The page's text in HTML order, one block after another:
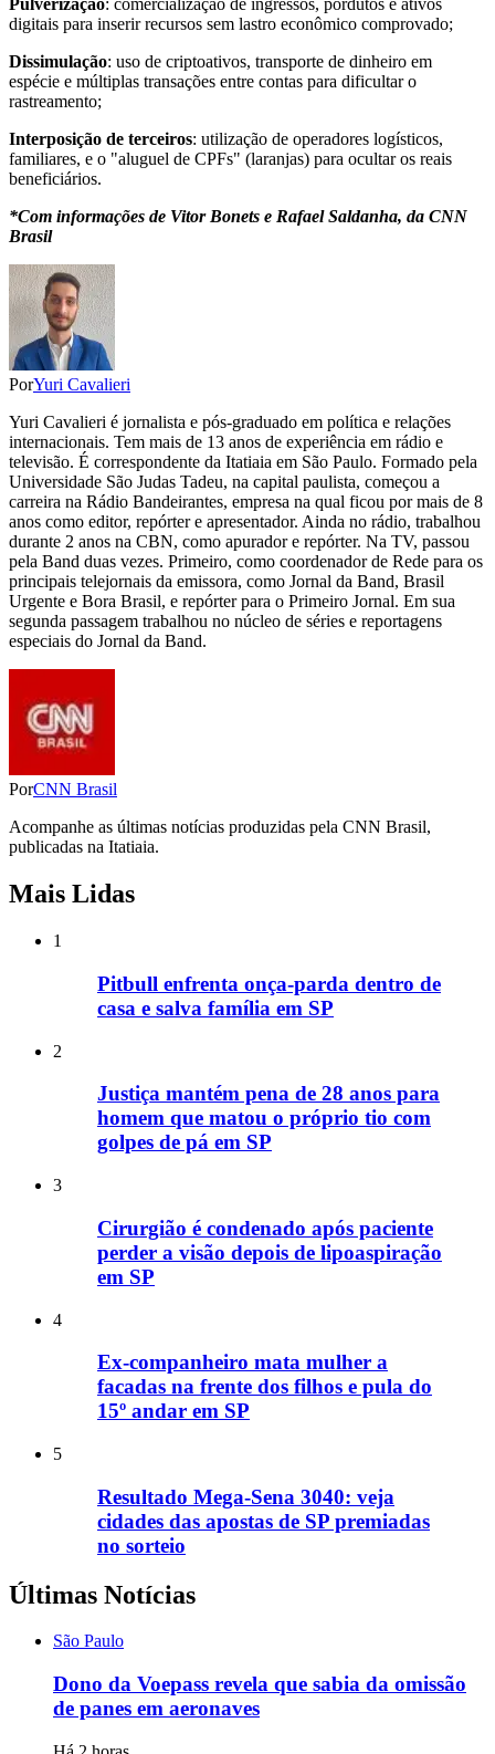
Pulverização: comercialização de ingressos, pordutos e ativos
digitais para inserir recursos sem lastro econômico comprovado;
Dissimulação: uso de criptoativos, transporte de dinheiro em
espécie e múltiplas transações entre contas para dificultar o
rastreamento;
Interposição de terceiros: utilização de operadores logísticos,
familiares, e o "aluguel de CPFs" (laranjas) para ocultar os reais
beneficiários.
*Com informações de Vitor Bonets e Rafael Saldanha, da CNN
Brasil
PorYuri Cavalieri
Yuri Cavalieri é jornalista e pós-graduado em política e relações
internacionais. Tem mais de 13 anos de experiência em rádio e
televisão. É correspondente da Itatiaia em São Paulo. Formado pela
Universidade São Judas Tadeu, na capital paulista, começou a
carreira na Rádio Bandeirantes, empresa na qual ficou por mais de 8
anos como editor, repórter e apresentador. Ainda no rádio, trabalhou
durante 2 anos na CBN, como apurador e repórter. Na TV, passou
pela Band duas vezes. Primeiro, como coordenador de Rede para os
principais telejornais da emissora, como Jornal da Band, Brasil
Urgente e Bora Brasil, e repórter para o Primeiro Jornal. Em sua
segunda passagem trabalhou no núcleo de séries e reportagens
especiais do Jornal da Band.
PorCNN Brasil
Acompanhe as últimas notícias produzidas pela CNN Brasil,
publicadas na Itatiaia.
Mais Lidas
1
Pitbull enfrenta onça-parda dentro de
casa e salva família em SP
2
Justiça mantém pena de 28 anos para
homem que matou o próprio tio com
golpes de pá em SP
3
Cirurgião é condenado após paciente
perder a visão depois de lipoaspiração
em SP
4
Ex-companheiro mata mulher a
facadas na frente dos filhos e pula do
15º andar em SP
5
Resultado Mega-Sena 3040: veja
cidades das apostas de SP premiadas
no sorteio
Últimas Notícias
São Paulo
Dono da Voepass revela que sabia da omissão
de panes em aeronaves